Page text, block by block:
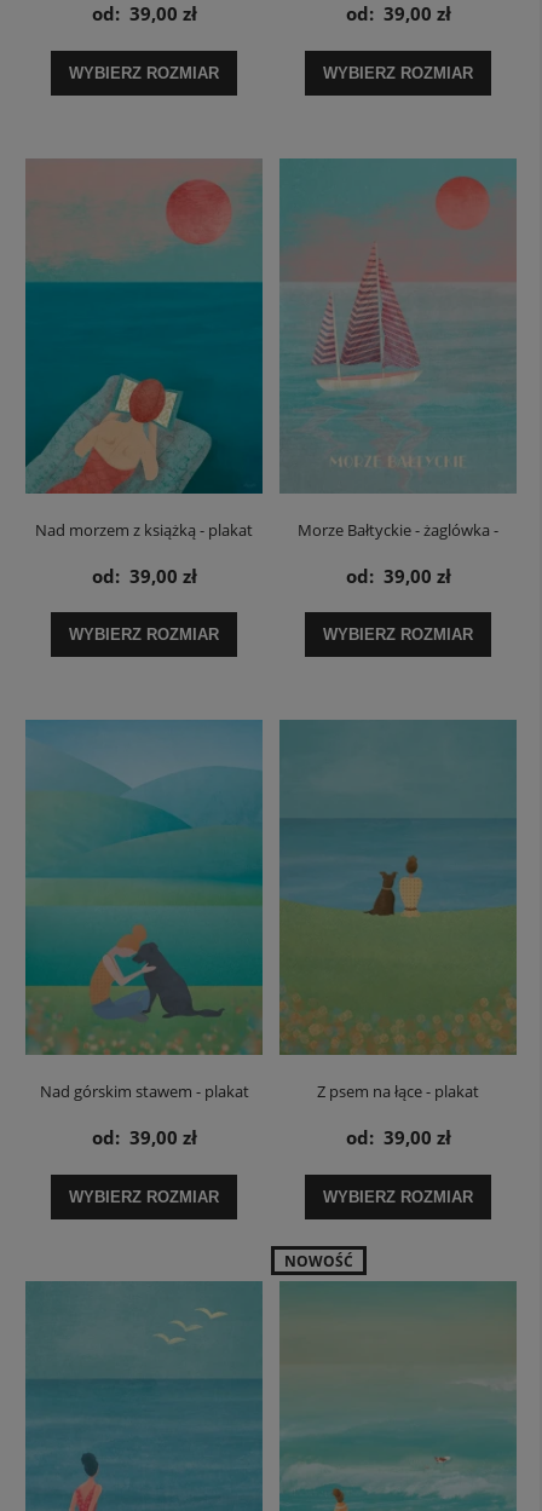
od: 39,00 zł
WYBIERZ ROZMIAR
od: 39,00 zł
WYBIERZ ROZMIAR
Nad morzem z książką - plakat
od: 39,00 zł
WYBIERZ ROZMIAR
Morze Bałtyckie - żaglówka -
plakat
od: 39,00 zł
WYBIERZ ROZMIAR
Nad górskim stawem - plakat
od: 39,00 zł
WYBIERZ ROZMIAR
Z psem na łące - plakat
od: 39,00 zł
WYBIERZ ROZMIAR
NOWOŚĆ